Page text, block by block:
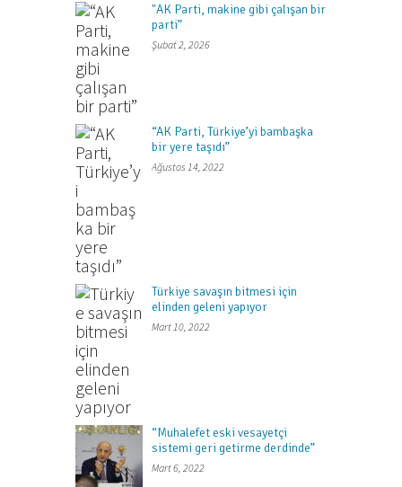
"AK Parti, makine gibi çalışan bir
parti”
Şubat 2, 2026
“AK Parti, Türkiye’yi bambaşka
bir yere taşıdı”
Ağustos 14, 2022
Türkiye savaşın bitmesi için
elinden geleni yapıyor
Mart 10, 2022
“Muhalefet eski vesayetçi
sistemi geri getirme derdinde”
Mart 6, 2022